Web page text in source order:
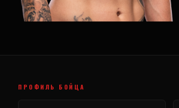
ПРОФИЛЬ БОЙЦА